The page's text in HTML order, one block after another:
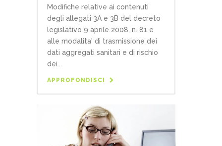
Modifiche relative ai contenuti
degli allegati 3A e 3B del decreto
legislativo 9 aprile 2008, n. 81 e
alle modalita' di trasmissione dei
dati aggregati sanitari e di rischio
dei...
APPROFONDISCI